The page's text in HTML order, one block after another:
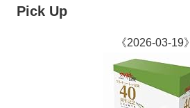
Pick Up
《2026-03-19》